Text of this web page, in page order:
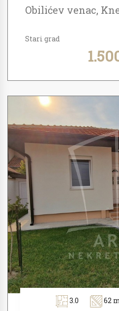
Obilićev venac,
Stari grad
3.0 62